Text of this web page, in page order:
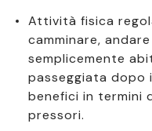
Attività fisica
camminare,
semplicemente
passeggiata
benefici in termini
pressori.